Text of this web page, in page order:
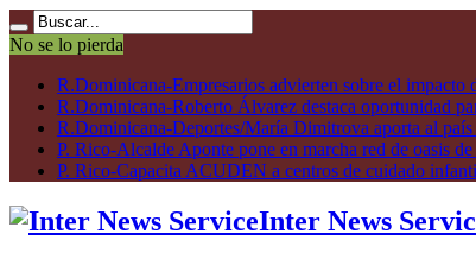
No se lo pierda
R.Dominicana-Empresarios advierten sobre el impacto
R.Dominicana-Roberto Álvarez destaca oportunidad
R.Dominicana-Deportes/María Dimitrova aporta al
P. Rico-Alcalde Aponte pone en marcha red de oasis
P. Rico-Capacita ACUDEN a centros de cuidado
Inter News